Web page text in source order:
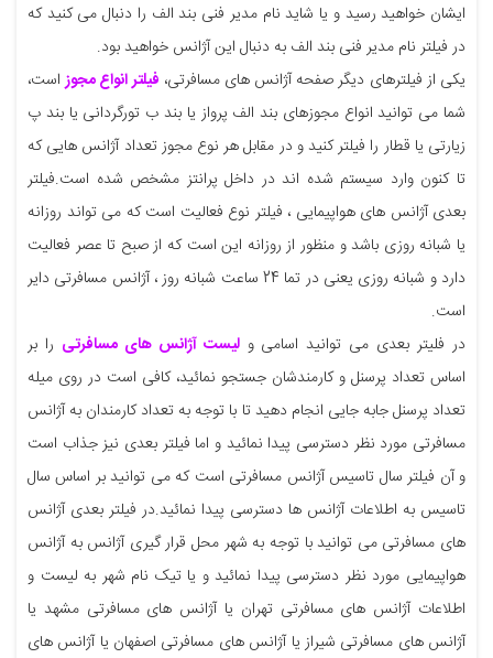
ایشان خواهید رسید و یا شاید نام مدیر فنی بند الف را دنبال می کنید که
در فیلتر نام مدیر فنی بند الف به دنبال این آژانس خواهید بود.
یکی از فیلترهای دیگر صفحه آژانس های مسافرتی، فیلتر انواع مجوزاست،
شما می توانید انواع مجوزهای بند الف پرواز یا بند ب تورگردانی یا بند پ
زیارتی یا قطار را فیلتر کنید و در مقابل هر نوع مجوز تعداد آژانس هایی که
تا کنون وارد سیستم شده اند در داخل پرانتز مشخص شده است.فیلتر
بعدی آژانس های هواپیمایی ، فیلتر نوع فعالیت است که می تواند روزانه
یا شبانه روزی باشد و منظور از روزانه این است که از صبح تا عصر فعالیت
دارد و شبانه روزی یعنی در تما 24 ساعت شبانه روز ، آژانس مسافرتی دایر
است.
در فلیتر بعدی می توانید اسامی ولیست آژانس های مسافرتی را بر
اساس تعداد پرسنل و کارمندشان جستجو نمائید، کافی است در روی میله
تعداد پرسنل جابه جایی انجام دهید تا با توجه به تعداد کارمندان به آژانس
مسافرتی مورد نظر دسترسی پیدا نمائید و اما فیلتر بعدی نیز جذاب است
و آن فیلتر سال تاسیس آژانس مسافرتی است که می توانید بر اساس سال
تاسیس به اطلاعات آژانس ها دسترسی پیدا نمائید.در فیلتر بعدی آژانس
های مسافرتی می توانید با توجه به شهر محل قرار گیری آژانس به آژانس
هواپیمایی مورد نظر دسترسی پیدا نمائید و یا تیک نام شهر به لیست و
اطلاعات آژانس های مسافرتی تهران یا آژانس های مسافرتی مشهد یا
آژانس های مسافرتی شیراز یا آژانس های مسافرتی اصفهان یا آژانس های